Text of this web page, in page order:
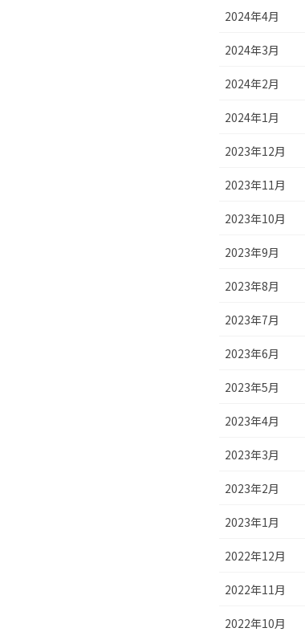
2024年4月
2024年3月
2024年2月
2024年1月
2023年12月
2023年11月
2023年10月
2023年9月
2023年8月
2023年7月
2023年6月
2023年5月
2023年4月
2023年3月
2023年2月
2023年1月
2022年12月
2022年11月
2022年10月